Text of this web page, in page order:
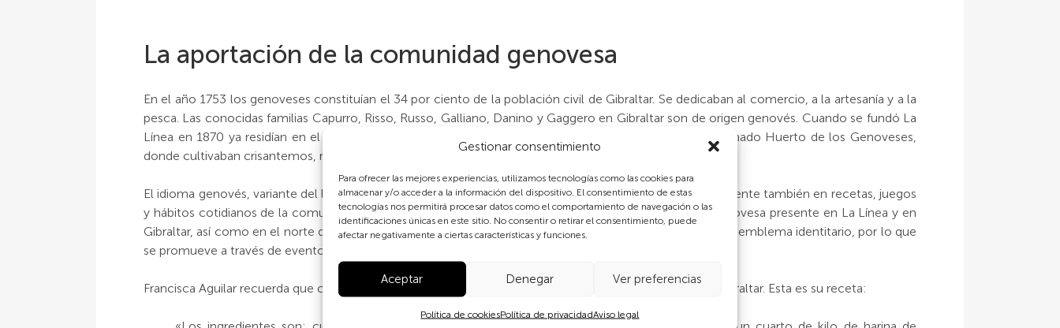
Gestionar consentimiento
Para ofrecer las mejores experiencias, utilizamos tecnologías como las cookies para
almacenar y/o acceder a la información del dispositivo. El consentimiento de estas
tecnologías nos permitirá procesar datos como el comportamiento de navegación o las
identificaciones únicas en este sitio. No consentir o retirar el consentimiento, puede
afectar negativamente a ciertas características y funciones.
Aceptar Denegar Ver preferencias
Política de cookiesPolítica de privacidadAviso legal
La aportación de la comunidad genovesa
En el año 1753 los genoveses constituían el 34 por ciento de la población civil de Gibraltar. Se dedicaban al comercio, a la artesanía y a la
pesca. Las conocidas familias Capurro, Risso, Russo, Galliano, Danino y Gaggero en Gibraltar son de origen genovés. Cuando se fundó La
Línea en 1870 ya residían en el lugar muchas familias genovesas y napolitanas. Algunas vivían en el llamado Huerto de los Genoveses,
donde cultivaban crisantemos, rosas, claveles, nardos, dalias, jazmines y margaritas.
El idioma genovés, variante del ligur, se habló en Gibraltar hasta el siglo XX. La cultura genovesa está presente también en recetas, juegos
y hábitos cotidianos de la comunidad transfronteriza. La«calentita»es un pastel salado de tradición genovesa presente en La Línea y en
Gibraltar, así como en el norte del Magreb, Italia y Argentina. En Gibraltar la calentita se ha constituido en emblema identitario, por lo que
se promueve a través de eventos como la fiesta popular anunciada en el cartel.
Francisca Aguilar recuerda que cuando era pequeña vendían la calentita por las calles de La Línea y de Gibraltar. Esta es su receta: